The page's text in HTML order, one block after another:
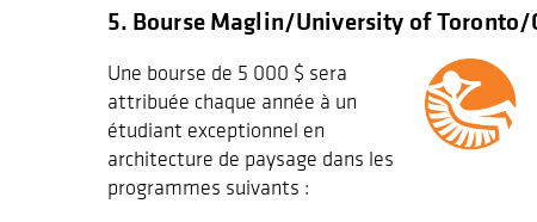
5. Bourse Maglin/University of Toronto/
Une bourse de 5 000 $ sera
attribuée chaque année à un
étudiant exceptionnel en
architecture de paysage dans les
programmes suivants :